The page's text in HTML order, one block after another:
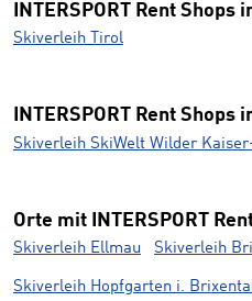
INTERSPORT Rent
Skiverleih Tirol
INTERSPORT Rent Shops
Skiverleih SkiWelt Wilder
Orte mit INTERSPORT
Skiverleih Ellmau Skiverleih
Skiverleih Hopfgarten i.